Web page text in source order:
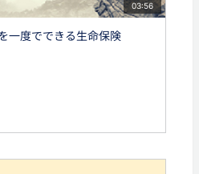
03:56
一度でできる生命保険